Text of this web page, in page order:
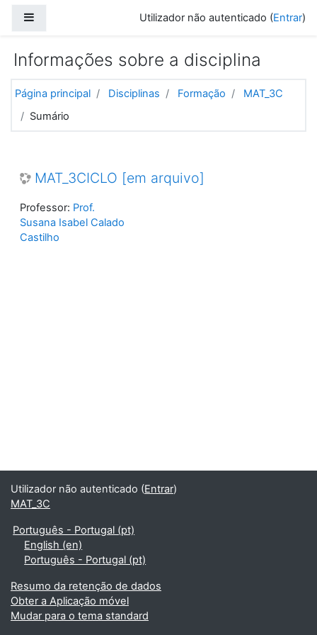
Utilizador não autenticado (Entrar)
Informações sobre a disciplina
Página principal Disciplinas Formação
MAT_3C
Sumário
MAT_3CICLO [em arquivo]
Professor: Prof.
Susana Isabel Calado
Castilho
Utilizador não autenticado (Entrar)
MAT_3C
Português - Portugal ‎(pt)‎
English ‎(en)‎
Português - Portugal ‎(pt)‎
Resumo da retenção de dados
Obter a Aplicação móvel
Mudar para o tema standard